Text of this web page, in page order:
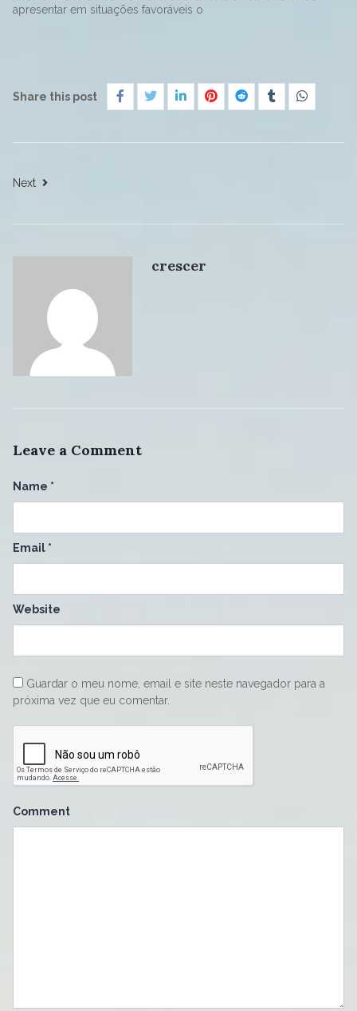
apresentar em situações favoráveis ​​o
Share this post
Next
crescer
Leave a Comment
Name *
Email *
Website
Guardar o meu nome, email e site neste navegador para a
próxima vez que eu comentar.
Comment